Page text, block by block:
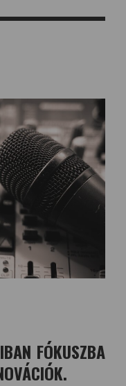
FÓKUSZBA